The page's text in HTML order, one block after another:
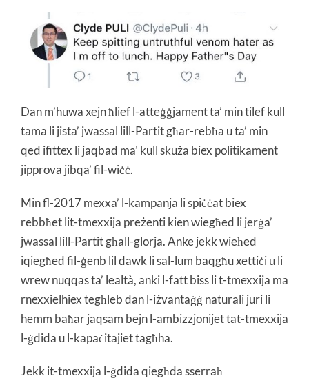
Dan m’huwa xejn ħlief l-atteġġjament ta’ min tilef kull
tama li jista’ jwassal lill-Partit għar-rebħa u ta’ min
qed ifittex li jaqbad ma’ kull skuża biex politikament
jipprova jibqa’ fil-wiċċ.
Min fl-2017 mexxa’ l-kampanja li spiċċat biex
rebbħet lit-tmexxija preżenti kien wiegħed li jerġa’
jwassal lill-Partit għall-glorja. Anke jekk wieħed
iqiegħed fil-ġenb lil dawk li sal-lum baqgħu xettiċi u li
wrew nuqqas ta’ lealtà, anki l-fatt biss li t-tmexxija ma
rnexxielhiex tegħleb dan l-iżvantaġġ naturali juri li
hemm baħar jaqsam bejn l-ambizzjonijet tat-tmexxija
l-ġdida u l-kapaċitajiet tagħha.
Jekk it-tmexxija l-ġdida qiegħda sserraħ